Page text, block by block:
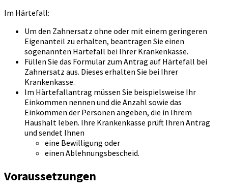
Im Härtefall:
Um den Zahnersatz ohne oder mit einem geringeren
Eigenanteil zu erhalten, beantragen Sie einen
sogenannten Härtefall bei Ihrer Krankenkasse.
Füllen Sie das Formular zum Antrag auf Härtefall bei
Zahnersatz aus. Dieses erhalten Sie bei Ihrer
Krankenkasse.
Im Härtefallantrag müssen Sie beispielsweise Ihr
Einkommen nennen und die Anzahl sowie das
Einkommen der Personen angeben, die in Ihrem
Haushalt leben. Ihre Krankenkasse prüft Ihren Antrag
und sendet Ihnen
eine Bewilligung oder
einen Ablehnungsbescheid.
Voraussetzungen